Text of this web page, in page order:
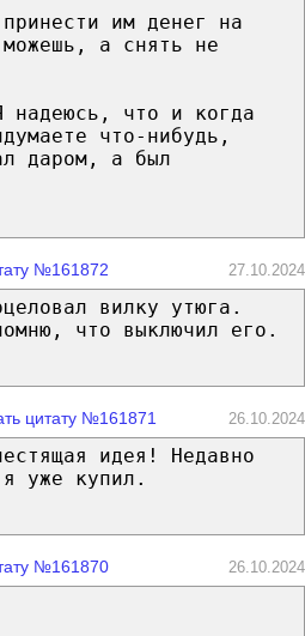
им денег на
а снять не
надеюсь, что и когда
что-нибудь,
даром, а был
№161872 27.10.2024
вилку утюга.
что выключил его.
цитату №161871 26.10.2024
идея! Недавно
уже купил.
№161870 26.10.2024